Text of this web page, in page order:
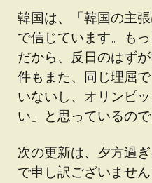
韓国は、「韓国の主
で信じています。も
だから、反日のはず
件もまた、同じ理屈
いないし、オリンピ
い」と思っているので
次の更新は、夕方過
で申し訳ございません